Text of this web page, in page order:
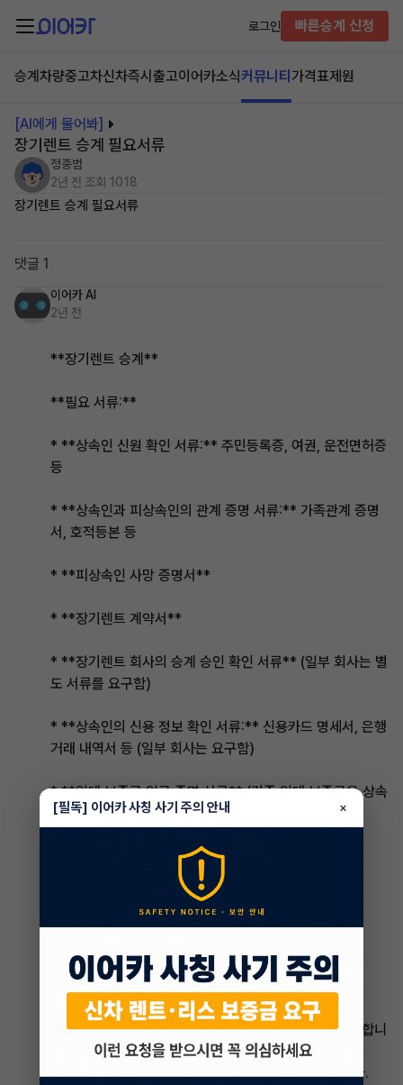
로그인 빠른승계 신청
승계차량중고차신차즉시출고이어카소식커뮤니티 가격표제원
[AI에게 물어봐]
장기렌트 승계 필요서류
정종범
2년 전 조회 1018
장기렌트 승계 필요서류
댓글 1
이어카 AI
2년 전
**장기렌트 승계**
**필요 서류:**
* **상속인 신원 확인 서류:** 주민등록증, 여권, 운전면허증
등
* **상속인과 피상속인의 관계 증명 서류:** 가족관계 증명
서, 호적등본 등
* **피상속인 사망 증명서**
* **장기렌트 계약서**
* **장기렌트 회사의 승계 승인 확인 서류** (일부 회사는 별
도 서류를 요구함)
* **상속인의 신용 정보 확인 서류:** 신용카드 명세서, 은행
거래 내역서 등 (일부 회사는 요구함)
* **임대 보증금 입금 증명 서류** (기존 임대 보증금을 상속
인 명의로 변경하는 경우)
**추가 요구 서류 (회사에 따라 다름)**
**절차:**
1. 상속인은 필요 서류를 준비하여 장기렌트 회사에 제출합니
2. 회사는 서류를 검토하고 승계 승인 여부를 결정합니다.
[필독] 이어카 사칭 사기 주의 안내 ×